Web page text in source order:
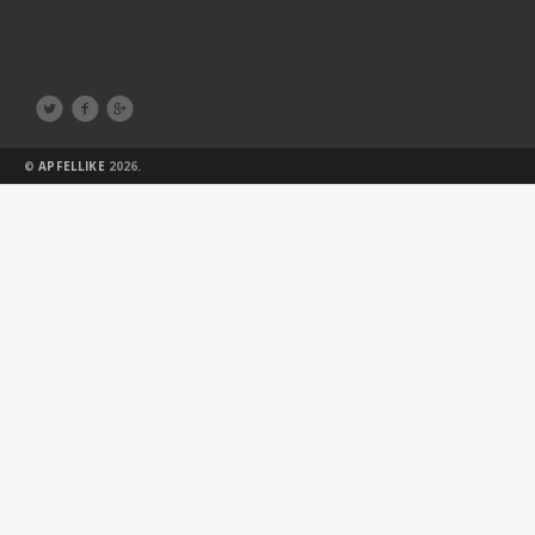
  
©APFELLIKE 2026.